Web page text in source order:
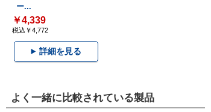
ー...
￥4,339
税込￥4,772
詳細を見る
よく一緒に比較されている製品